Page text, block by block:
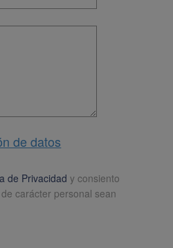
de datos
de Privacidad y consiento
carácter personal sean